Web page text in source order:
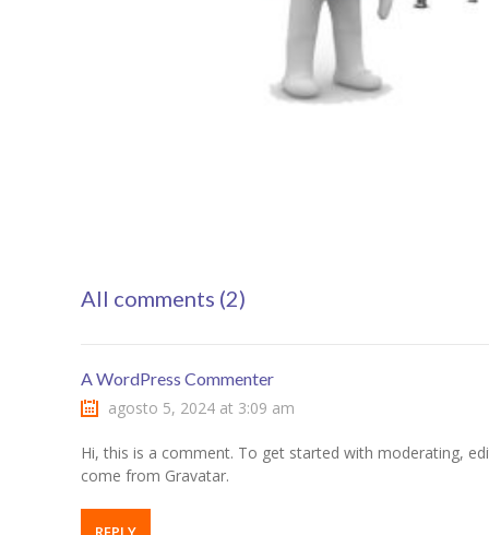
All comments (2)
A WordPress Commenter
agosto 5, 2024 at 3:09 am
Hi, this is a comment. To get started with moderating,
come from Gravatar.